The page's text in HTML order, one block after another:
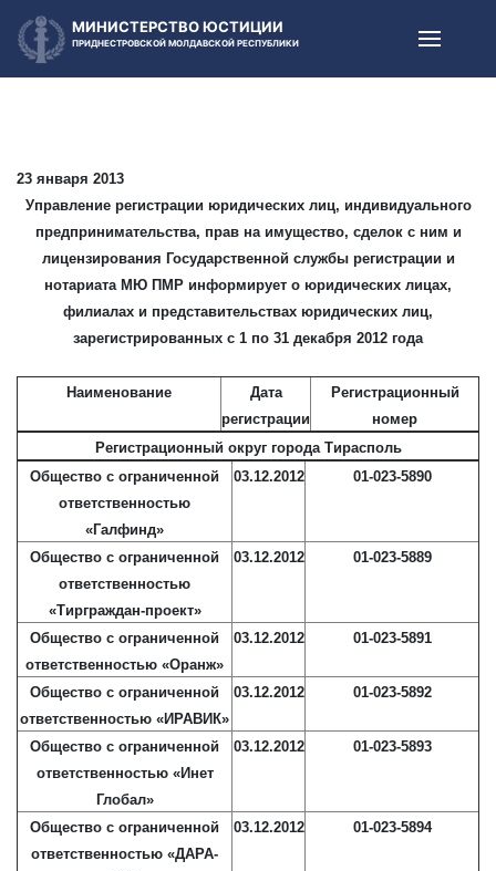
МИНИСТЕРСТВО ЮСТИЦИИ
ПРИДНЕСТРОВСКОЙ МОЛДАВСКОЙ РЕСПУБЛИКИ
23 января 2013
Управление регистрации юридических лиц, индивидуального
предпринимательства, прав на имущество, сделок с ним и
лицензирования Государственной службы регистрации и
нотариата МЮ ПМР информирует о юридических лицах,
филиалах и представительствах юридических лиц,
зарегистрированных с 1 по 31 декабря 2012 года
Наименование
Дата
регистрации
Регистрационный
номер
Регистрационный округ города Тирасполь
Общество с ограниченной
ответственностью
«Галфинд»
03.12.2012 01-023-5890
Общество с ограниченной
ответственностью
«Тирграждан-проект»
03.12.2012 01-023-5889
Общество с ограниченной
ответственностью «Оранж»
03.12.2012 01-023-5891
Общество с ограниченной
ответственностью «ИРАВИК»
03.12.2012 01-023-5892
Общество с ограниченной
ответственностью «Инет
Глобал»
03.12.2012 01-023-5893
Общество с ограниченной
ответственностью «ДАРА-
03.12.2012 01-023-5894